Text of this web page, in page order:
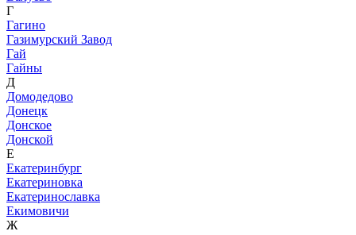
Г
Гагино
Газимурский Завод
Гай
Гайны
Д
Домодедово
Донецк
Донское
Донской
Е
Екатеринбург
Екатериновка
Екатеринославка
Екимовичи
Ж